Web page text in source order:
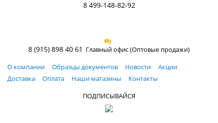
8 499-148-82-92
8 (915) 898 40 61 Главный офис (Оптовые продажи)
О компании
Образцы документов Новости
Акции
Доставка
Оплата Наши магазины
Контакты
ПОДПИСЫВАЙСЯ